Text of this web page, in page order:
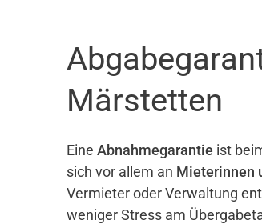
Märstetten
Eine Abnahmegarantie ist
sich vor allem an Mieterinnen
Vermieter oder Verwaltung
weniger Stress am